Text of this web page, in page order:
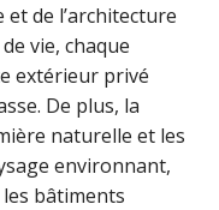
de l’architecture
vie, chaque
extérieur privé
De plus, la
naturelle et les
environnant,
bâtiments